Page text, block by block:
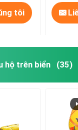
tôi
hộ trên biển (35)